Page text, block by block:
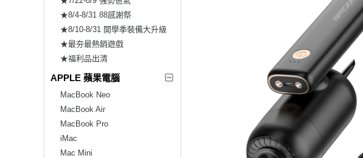
★8/4-8/31 88感謝祭
★8/10-8/31 開學季裝備大升級
★最夯最熱銷遊戲
★福利品出清
APPLE 蘋果電腦
MacBook Neo
MacBook Air
MacBook Pro
iMac
Mac Mini